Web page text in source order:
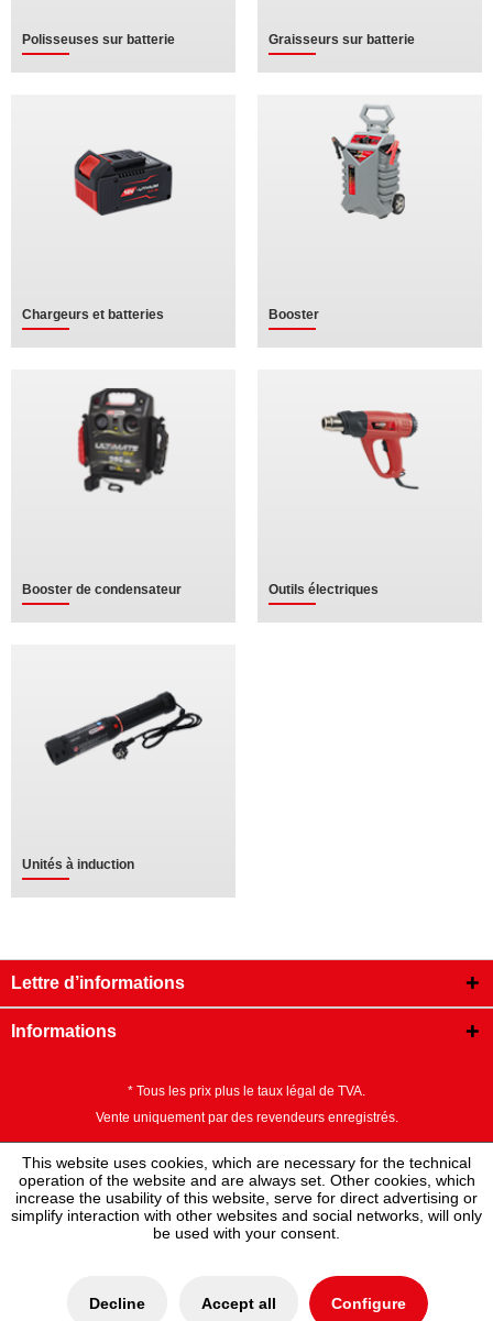
Polisseuses sur batterie Graisseurs sur batterie
Chargeurs et batteries Booster
Booster de condensateur Outils électriques
Unités à induction
Lettre d’informations
Informations
* Tous les prix plus le taux légal de TVA.
Vente uniquement par des revendeurs enregistrés.
This website uses cookies, which are necessary for the technical
operation of the website and are always set. Other cookies, which
increase the usability of this website, serve for direct advertising or
simplify interaction with other websites and social networks, will only
be used with your consent.
Decline Accept all Configure